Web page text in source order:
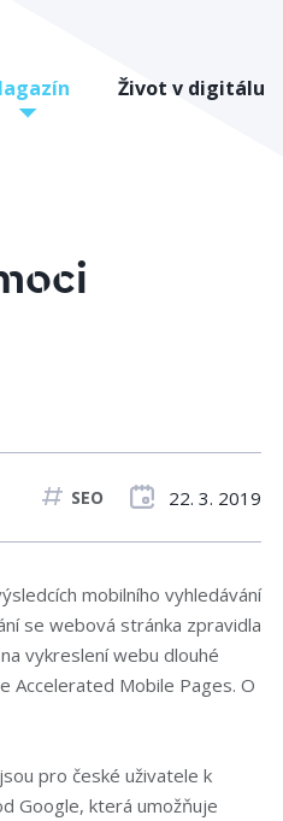
Život v digitálu
SEO 22. 3. 2019
mobilního vyhledávání
se webová stránka zpravidla
vykreslení webu dlouhé
Accelerated Mobile Pages. O
jsou pro české uživatele k
Google, která umožňuje